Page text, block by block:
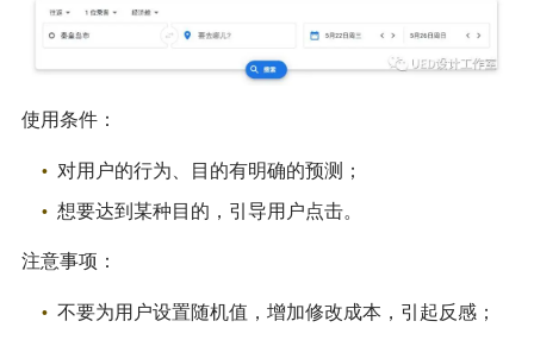
使用条件：
对用户的行为、目的有明确的预测；
想要达到某种目的，引导用户点击。
注意事项：
不要为用户设置随机值，增加修改成本，引起反感；